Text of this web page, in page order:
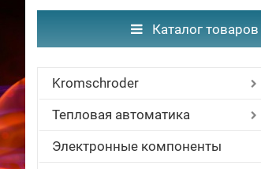
Каталог товаров
Kromschroder
Тепловая автоматика
Электронные компоненты